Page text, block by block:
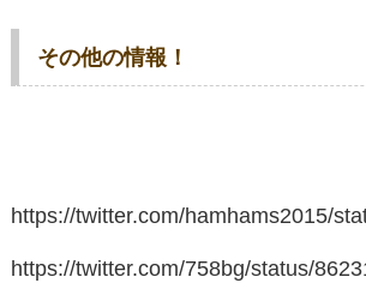
その他の情報！
https://twitter.com/hamhams2015/
https://twitter.com/758bg/status/